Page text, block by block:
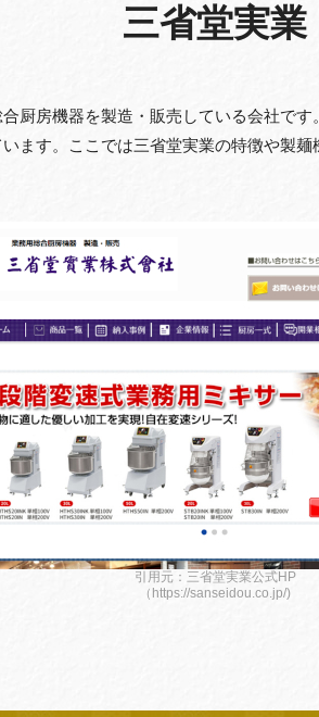
三省堂実業
厨房機器を製造・販売している会社で
ます。ここでは三省堂実業の特徴や製
引用元：三省堂実業公式HP
（https://sanseidou.co.jp/)